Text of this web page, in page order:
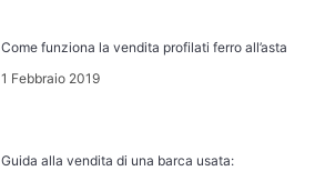
Come funziona la vendita profilati ferro all’asta
1 Febbraio 2019
Guida alla vendita di una barca usata: